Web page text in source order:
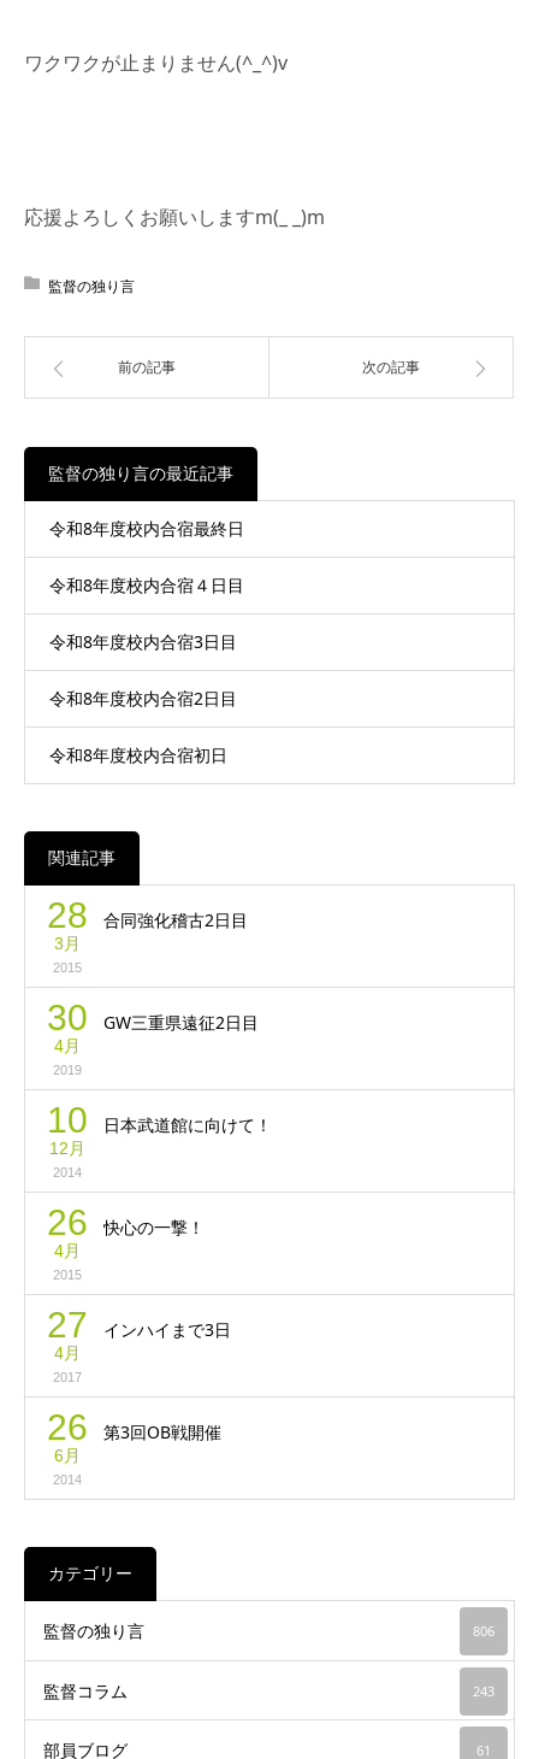
ワクワクが止まりません(^_^)v
応援よろしくお願いしますm(_ _)m
監督の独り言
前の記事 次の記事
監督の独り言の最近記事
令和8年度校内合宿最終日
令和8年度校内合宿４日目
令和8年度校内合宿3日目
令和8年度校内合宿2日目
令和8年度校内合宿初日
関連記事
28
3月
2015
合同強化稽古2日目
30
4月
2019
GW三重県遠征2日目
10
12月
2014
日本武道館に向けて！
26
4月
2015
快心の一撃！
27
4月
2017
インハイまで3日
26
6月
2014
第3回OB戦開催
カテゴリー
監督の独り言 806
監督コラム 243
部員ブログ 61